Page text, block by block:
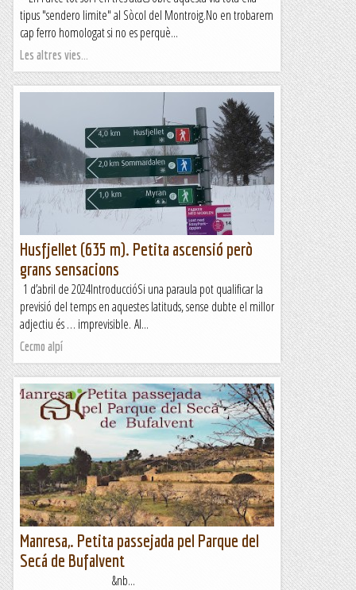
tipus "sendero limite" al Sòcol del Montroig.No en trobarem
cap ferro homologat si no es perquè...
Les altres vies...
Husfjellet (635 m). Petita ascensió però
grans sensacions
1 d’abril de 2024IntroduccióSi una paraula pot qualificar la
previsió del temps en aquestes latituds, sense dubte el millor
adjectiu és … imprevisible. Al...
Cecmo alpí
Manresa,. Petita passejada pel Parque del
Secá de Bufalvent
&nb...